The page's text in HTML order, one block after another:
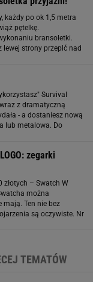
każdy po ok 1,5 metra
pętelkę.
bransoletki.
lewej strony przeplć nad
Survival
z dramatyczną
- a dostaniesz nową
lub metalowa. Do
zegarki
złotych – Swatch W
można
mają. Ten nie bez
są oczywiste. Nr
TEMATÓW